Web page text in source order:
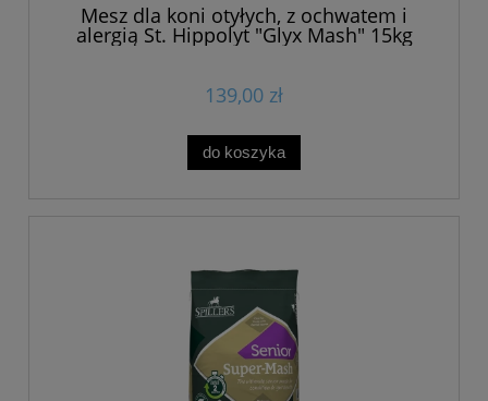
Mesz dla koni otyłych, z ochwatem i
alergią St. Hippolyt "Glyx Mash" 15kg
139,00 zł
do koszyka